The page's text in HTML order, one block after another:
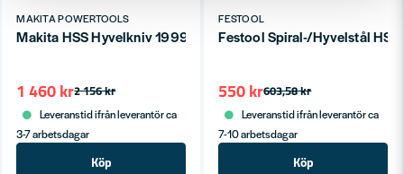
MAKITA POWERTOOLS
Makita HSS Hyvelkniv 199911-5 2012NB Standard
2 156 kr
1 460 kr
Leveranstid ifrån leverantör ca
3-7 arbetsdagar
Köp
FESTOOL
Festool Spiral-/Hyvelstål HS
603,58 kr
550 kr
Leveranstid ifrån leverantör ca
7-10 arbetsdagar
Köp